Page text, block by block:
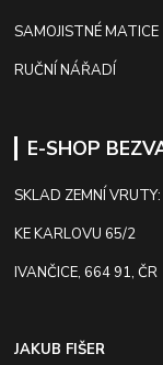
SAMOJISTNÉ MATICE
RUČNÍ NÁŘADÍ
E-SHOP
SKLAD ZEMNÍ VRUTY:
KE KARLOVU 65/2
IVANČICE, 664 91, ČR
JAKUB FIŠER